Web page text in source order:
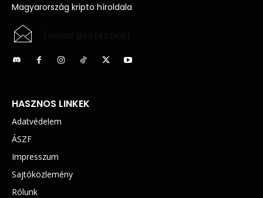
Magyarország kripto híroldala
HASZNOS LINKEK
Adatvédelem
ÁSZF
Impresszum
Sajtóközlemény
Rólunk